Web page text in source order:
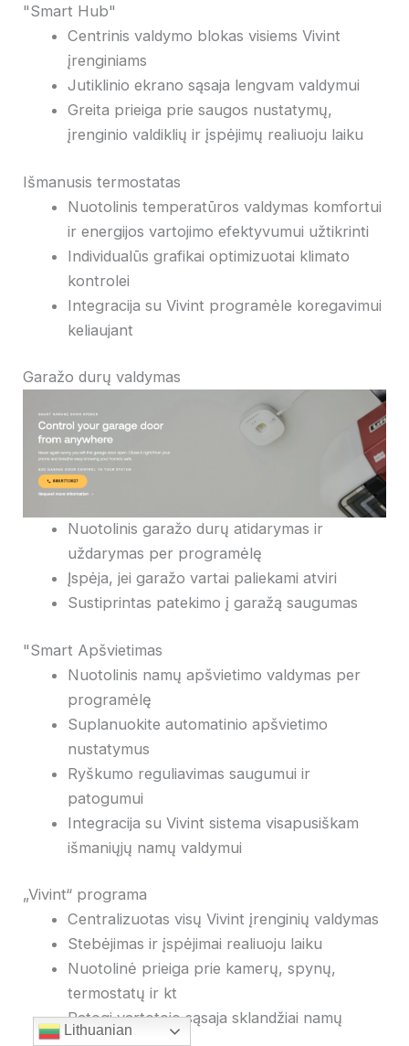
"Smart Hub"
Centrinis valdymo blokas visiems Vivint
įrenginiams
Jutiklinio ekrano sąsaja lengvam valdymui
Greita prieiga prie saugos nustatymų,
įrenginio valdiklių ir įspėjimų realiuoju laiku
Išmanusis termostatas
Nuotolinis temperatūros valdymas komfortui
ir energijos vartojimo efektyvumui užtikrinti
Individualūs grafikai optimizuotai klimato
kontrolei
Integracija su Vivint programėle koregavimui
keliaujant
Garažo durų valdymas
Nuotolinis garažo durų atidarymas ir
uždarymas per programėlę
Įspėja, jei garažo vartai paliekami atviri
Sustiprintas patekimo į garažą saugumas
"Smart Apšvietimas
Nuotolinis namų apšvietimo valdymas per
programėlę
Suplanuokite automatinio apšvietimo
nustatymus
Ryškumo reguliavimas saugumui ir
patogumui
Integracija su Vivint sistema visapusiškam
išmaniųjų namų valdymui
„Vivint“ programa
Centralizuotas visų Vivint įrenginių valdymas
Stebėjimas ir įspėjimai realiuoju laiku
Nuotolinė prieiga prie kamerų, spynų,
termostatų ir kt
Patogi vartotojo sąsaja sklandžiai namų
Lithuanian